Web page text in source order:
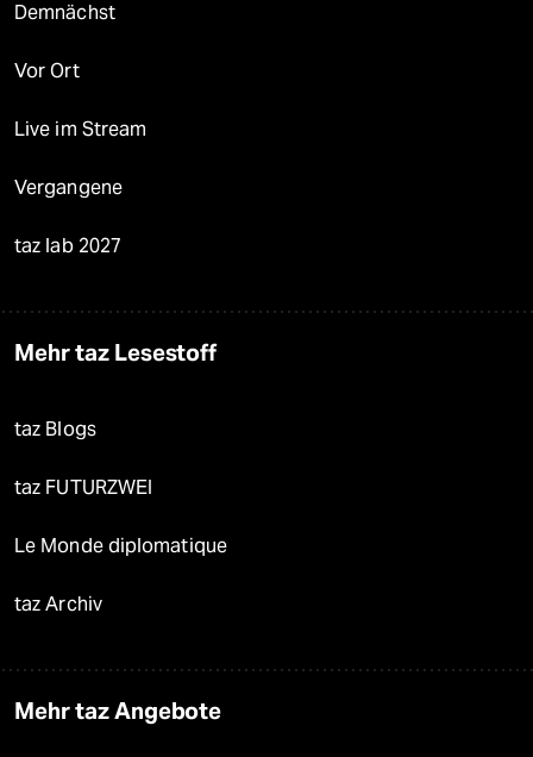
Demnächst
Vor Ort
Live im Stream
Vergangene
taz lab 2027
Mehr taz Lesestoff
taz Blogs
taz FUTURZWEI
Le Monde diplomatique
taz Archiv
Mehr taz Angebote